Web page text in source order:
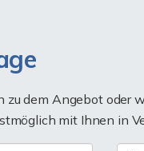
zu dem Angebot oder
mit Ihnen in